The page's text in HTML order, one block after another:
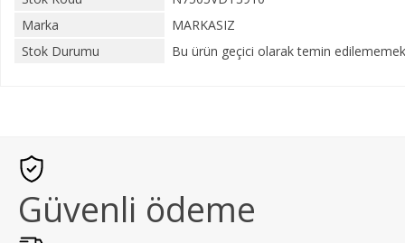
Marka
MARKASIZ
Stok Durumu
Bu ürün geçici olarak temin
Güvenli ödeme